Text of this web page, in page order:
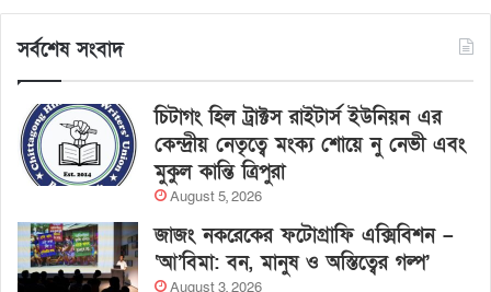
সর্বশেষ সংবাদ
চিটাগং হিল ট্রাক্টস রাইটার্স ইউনিয়ন এর
কেন্দ্রীয় নেতৃত্বে মংক্য শোয়ে নু নেভী এবং
মুকুল কান্তি ত্রিপুরা
August 5, 2026
জাজং নকরেকের ফটোগ্রাফি এক্সিবিশন –
‘আ’বিমা: বন, মানুষ ও অস্তিত্বের গল্প’
August 3, 2026